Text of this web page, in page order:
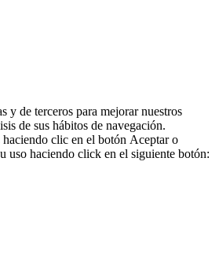
y de terceros para mejorar nuestros
de sus hábitos de navegación.
haciendo clic en el botón Aceptaro
uso haciendo click en el siguiente botón: